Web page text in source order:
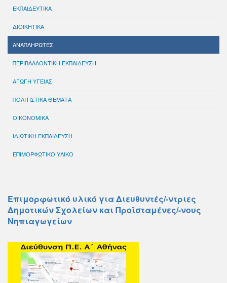
ΕΚΠΑΙΔΕΥΤΙΚΑ
ΔΙΟΙΚΗΤΙΚΑ
ΑΝΑΠΛΗΡΩΤΕΣ
ΠΕΡΙΒΑΛΛΟΝΤΙΚΗ ΕΚΠΑΙΔΕΥΣΗ
ΑΓΩΓΗ ΥΓΕΙΑΣ
ΠΟΛΙΤΙΣΤΙΚΑ ΘΕΜΑΤΑ
ΟΙΚΟΝΟΜΙΚΑ
ΙΔΙΩΤΙΚΗ ΕΚΠΑΙΔΕΥΣΗ
ΕΠΙΜΟΡΦΩΤΙΚΟ ΥΛΙΚΟ
Επιμορφωτικό υλικό για Διευθυντές/-ντριες
Δημοτικών Σχολείων και Προϊσταμένες/-νους
Νηπιαγωγείων